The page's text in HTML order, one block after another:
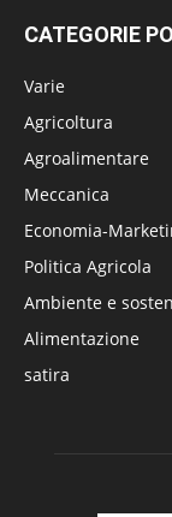
CATEGORIE
Varie
Agricoltura
Agroalimentare
Meccanica
Economia-
Politica Agricola
Ambiente e
Alimentazione
satira